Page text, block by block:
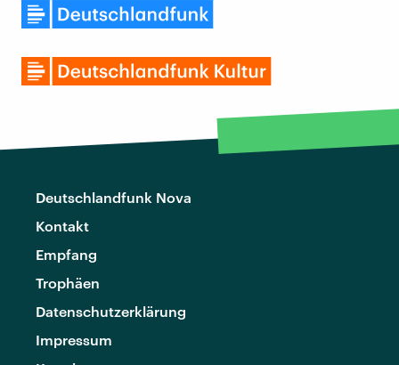
Deutschlandfunk Nova
Kontakt
Empfang
Trophäen
Datenschutzerklärung
Impressum